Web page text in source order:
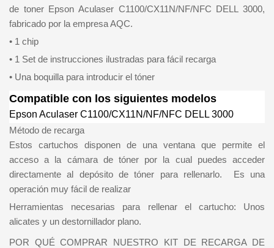
de toner Epson Aculaser C1100/CX11N/NF/NFC DELL 3000,
fabricado por la empresa AQC.
• 1 chip
• 1 Set de instrucciones ilustradas para fácil recarga
• Una boquilla para introducir el tóner
Compatible con los siguientes modelos
Epson Aculaser C1100/CX11N/NF/NFC DELL 3000
Método de recarga
Estos cartuchos disponen de una ventana que permite el
acceso a la cámara de tóner por la cual puedes acceder
directamente al depósito de tóner para rellenarlo. Es una
operación muy fácil de realizar
Herramientas necesarias para rellenar el cartucho: Unos
alicates y un destornillador plano.
POR QUÉ COMPRAR NUESTRO KIT DE RECARGA DE